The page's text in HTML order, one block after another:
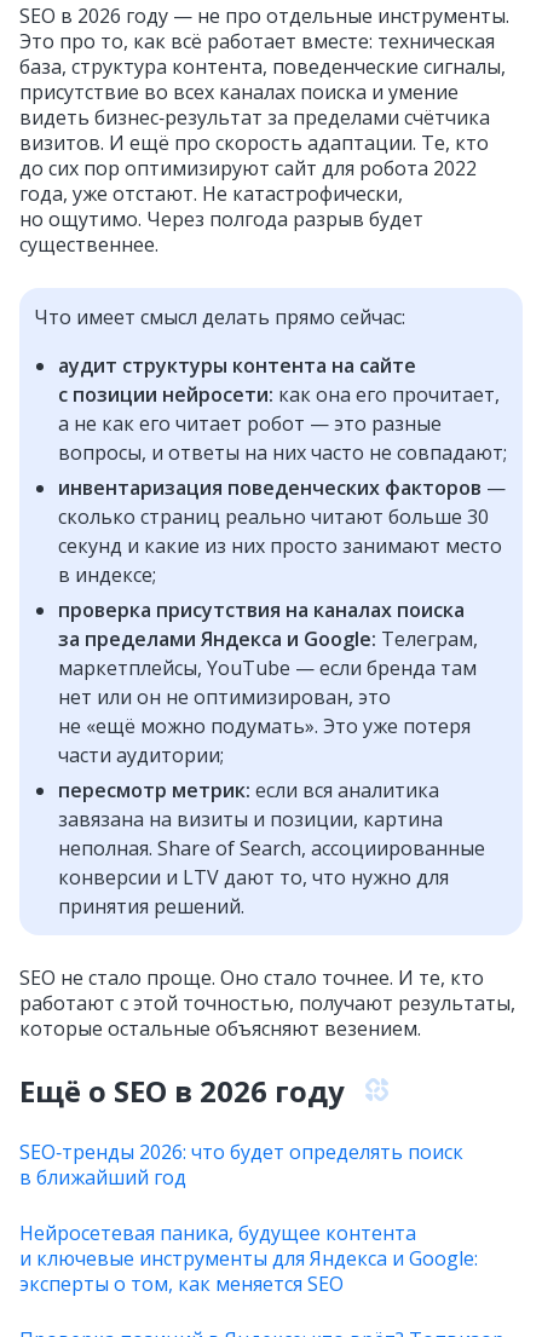
SEO в 2026 году — не про отдельные инструменты.
Это про то, как всё работает вместе: техническая
база, структура контента, поведенческие сигналы,
присутствие во всех каналах поиска и умение
видеть бизнес‑результат за пределами счётчика
визитов. И ещё про скорость адаптации. Те, кто
до сих пор оптимизируют сайт для робота 2022
года, уже отстают. Не катастрофически,
но ощутимо. Через полгода разрыв будет
существеннее.
Что имеет смысл делать прямо сейчас:
аудит структуры контента на сайте
с позиции нейросети: как она его прочитает,
а не как его читает робот — это разные
вопросы, и ответы на них часто не совпадают;
инвентаризация поведенческих факторов —
сколько страниц реально читают больше 30
секунд и какие из них просто занимают место
в индексе;
проверка присутствия на каналах поиска
за пределами Яндекса и Google: Телеграм,
маркетплейсы, YouTube — если бренда там
нет или он не оптимизирован, это
не «ещё можно подумать». Это уже потеря
части аудитории;
пересмотр метрик: если вся аналитика
завязана на визиты и позиции, картина
неполная. Share of Search, ассоциированные
конверсии и LTV дают то, что нужно для
принятия решений.
SEO не стало проще. Оно стало точнее. И те, кто
работают с этой точностью, получают результаты,
которые остальные объясняют везением.
Ещё о SEO в 2026 году
SEO‑тренды 2026: что будет определять поиск
в ближайший год
Нейросетевая паника, будущее контента
и ключевые инструменты для Яндекса и Google:
эксперты о том, как меняется SEO